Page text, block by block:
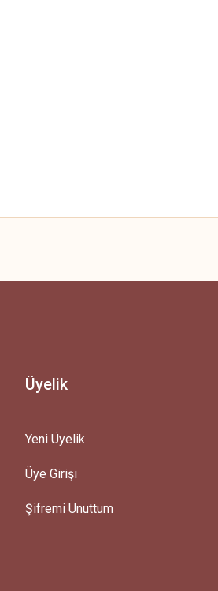
Üyelik
Yeni Üyelik
Üye Girişi
Şifremi Unuttum